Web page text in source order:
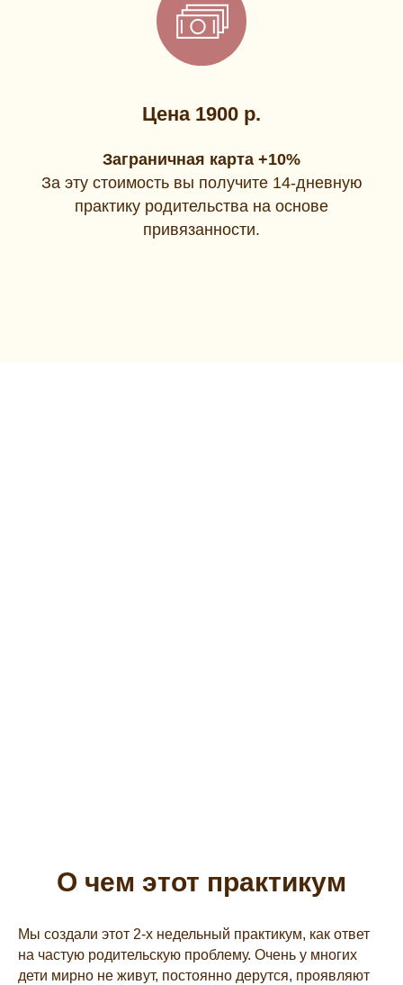
Цена 1900 р.
Заграничная карта +10%
За эту стоимость вы получите 14-дневную
практику родительства на основе
привязанности.
О чем этот практикум
Мы создали этот 2-х недельный практикум, как ответ
на частую родительскую проблему. Очень у многих
дети мирно не живут, постоянно дерутся, проявляют